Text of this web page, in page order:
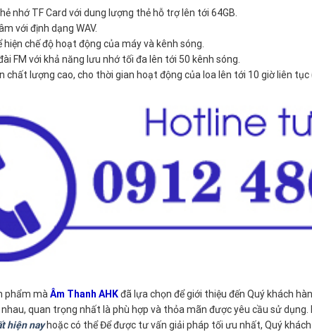
nhớ TF Card với dung lượng thẻ hỗ trợ lên tới 64GB.
với định dạng WAV.
hiện chế độ hoạt động của máy và kênh sóng.
FM với khả năng lưu nhớ tối đa lên tới 50 kênh sóng.
chất lượng cao, cho thời gian hoạt động của loa lên tới 10 giờ liên tục
phẩm mà Âm Thanh AHKđã lựa chọn để giới thiệu đến Quý khách
quan trọng nhất là phù hợp và thỏa mãn được yêu cầu sử dụng.
hiện nayhoặc có thể Để được tư vấn giải pháp tối ưu nhất, Quý